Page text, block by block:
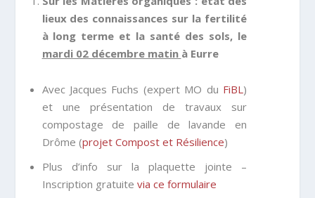
lieux des connaissances sur la fertilité
à long terme et la santé des sols, le
mardi 02 décembre matin à Eurre
Avec Jacques Fuchs (expert MO du FiBL )
et une présentation de travaux sur
compostage de paille de lavande en
Drôme (projet Compost et Résilience)
Plus d’info sur la plaquette jointe –
Inscription gratuite via ce formulaire